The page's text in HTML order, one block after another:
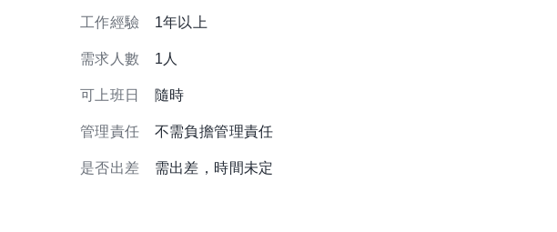
工作經驗 1年以上
需求人數 1人
可上班日 隨時
管理責任 不需負擔管理責任
是否出差 需出差，時間未定